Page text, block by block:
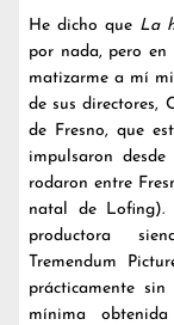
He dicho que La
por nada, pero
matizarme a mí
de sus directores,
de Fresno, que
impulsaron
rodaron entre
natal de
productora
Tremendum
prácticamente
mínima